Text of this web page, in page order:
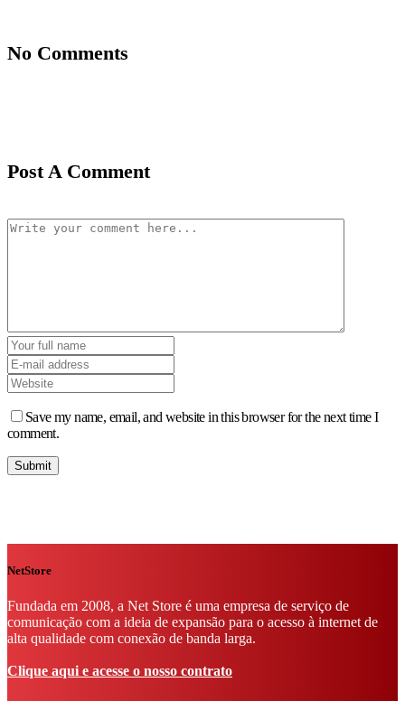
No Comments
Post A Comment
Save my name, email, and website in this browser for the next time I
comment.
NetStore
Fundada em 2008, a Net Store é uma empresa de serviço de
comunicação com a ideia de expansão para o acesso à internet de
alta qualidade com conexão de banda larga.
Clique aqui e acesse o nosso contrato